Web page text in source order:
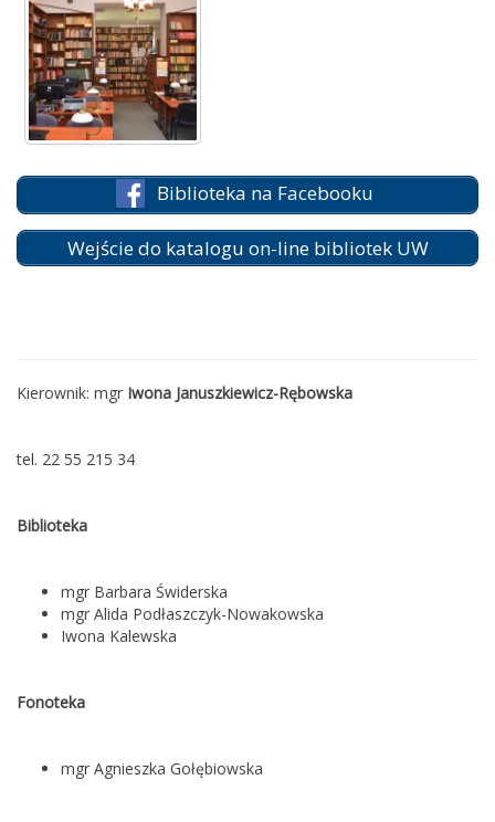
Biblioteka na Facebooku
Wejście do katalogu on-line bibliotek UW
Kierownik: mgr Iwona Januszkiewicz-Rębowska
tel. 22 55 215 34
Biblioteka
mgr Barbara Świderska
mgr Alida Podłaszczyk-Nowakowska
Iwona Kalewska
Fonoteka
mgr Agnieszka Gołębiowska